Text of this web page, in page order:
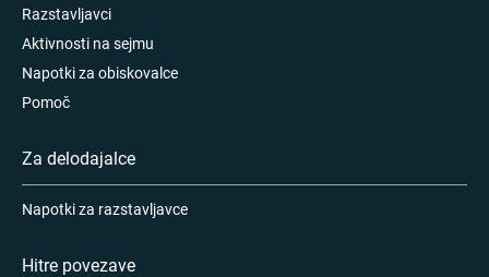
Razstavljavci
Aktivnosti na sejmu
Napotki za obiskovalce
Pomoč
Za delodajalce
Napotki za razstavljavce
Hitre povezave